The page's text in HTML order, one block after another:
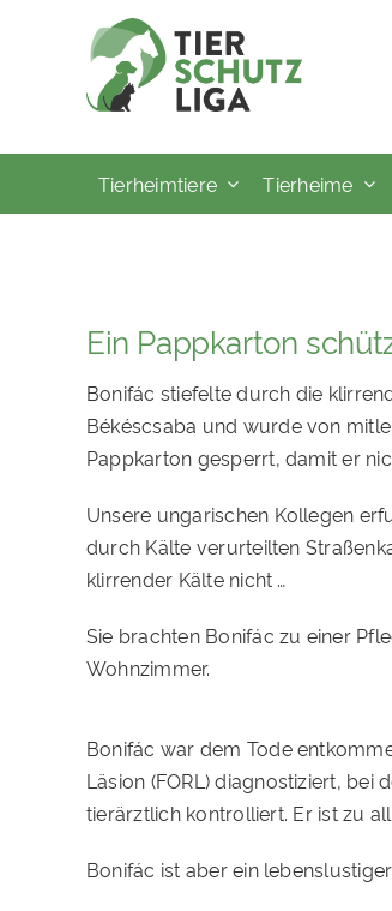
Tierheimtiere Tierheime
Ein Pappkarton
Bonifác stiefelte durch die
Békéscsaba und wurde von
Pappkarton gesperrt, damit er
Unsere ungarischen Kollegen
durch Kälte verurteilten
klirrender Kälte nicht …
Sie brachten Bonifác zu einer
Wohnzimmer.
Bonifác war dem Tode
Läsion (FORL) diagnostiziert,
tierärztlich kontrolliert. Er ist zu
Bonifác ist aber ein